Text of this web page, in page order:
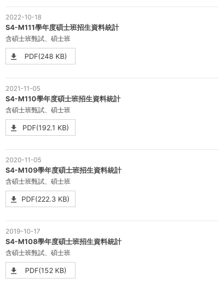
2022-10-18
S4-M111學年度碩士班招生資料統計
含碩士班甄試、碩士班
PDF(248 KB)
2021-11-05
S4-M110學年度碩士班招生資料統計
含碩士班甄試、碩士班
PDF(192.1 KB)
2020-11-05
S4-M109學年度碩士班招生資料統計
含碩士班甄試、碩士班
PDF(222.3 KB)
2019-10-17
S4-M108學年度碩士班招生資料統計
含碩士班甄試、碩士班
PDF(152 KB)